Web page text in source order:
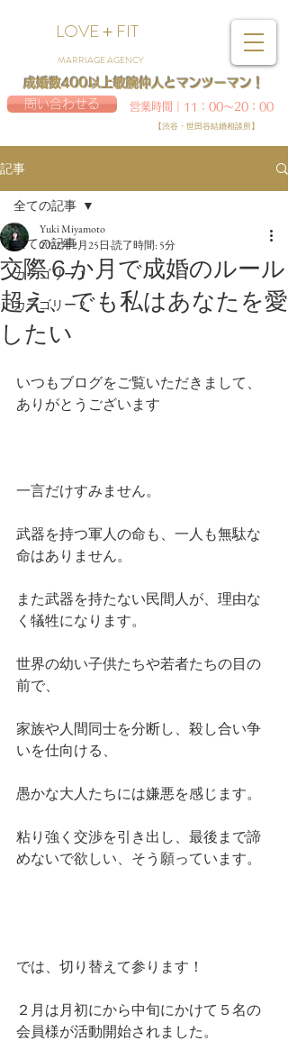
LOVE＋FIT
MARRIAGE AGENCY
問い合わせる
【渋谷・世田谷結婚相談所】
成婚数400以上敏腕仲人とマンツーマン！
営業時間｜11：00～20：00
記事
全ての記事
カテゴリー 1
カテゴリー 2
全ての記事
交際６か月で成婚のルール
超え、でも私はあなたを愛
したい
Yuki Miyamoto
2022年2月25日 読了時間: 5分
いつもブログをご覧いただきまして、
ありがとうございます
一言だけすみません。
武器を持つ軍人の命も、一人も無駄な
命はありません。
また武器を持たない民間人が、理由な
く犠牲になります。
世界の幼い子供たちや若者たちの目の
前で、
家族や人間同士を分断し、殺し合い争
いを仕向ける、
愚かな大人たちには嫌悪を感じます。
粘り強く交渉を引き出し、最後まで諦
めないで欲しい、そう願っています。
では、切り替えて参ります！
２月は月初にから中旬にかけて５名の
会員様が活動開始されました。